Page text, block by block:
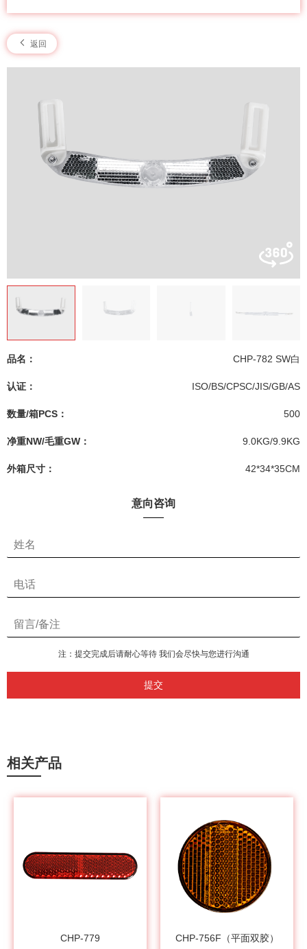
返回
品名： CHP-782 SW白
认证： ISO/BS/CPSC/JIS/GB/AS
数量/箱PCS： 500
净重NW/毛重GW： 9.0KG/9.9KG
外箱尺寸： 42*34*35CM
意向咨询
提交
注：提交完成后请耐心等待 我们会尽快与您进行沟通
相关产品
CHP-779 CHP-756F（平面双胶）